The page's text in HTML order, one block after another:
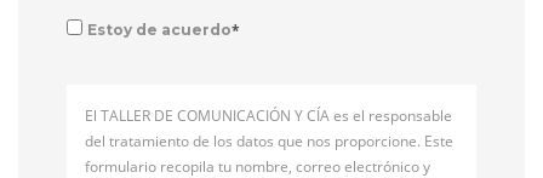
Estoy de acuerdo*
El TALLER DE COMUNICACIÓN Y CÍA es el responsable
del tratamiento de los datos que nos proporcione. Este
formulario recopila tu nombre, correo electrónico y